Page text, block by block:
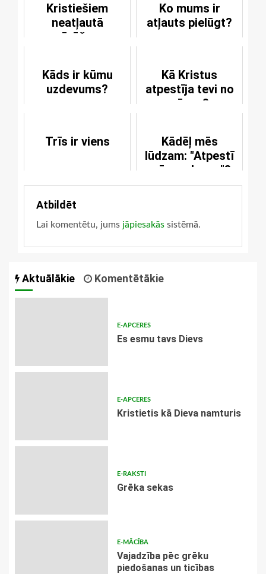
Kristiešiem
neatļautā
zvērēšana
Ko mums ir
atļauts pielūgt?
Kāds ir kūmu
uzdevums?
Kā Kristus
atpestīja tevi no
nāves?
Trīs ir viens
Kādēļ mēs
lūdzam: "Atpestī
mūs no ļauna"?
Atbildēt
Lai komentētu, jums jāpiesakās sistēmā.
Aktuālākie Komentētākie
E-APCERES
Es esmu tavs Dievs
E-APCERES
Kristietis kā Dieva namturis
E-RAKSTI
Grēka sekas
E-MĀCĪBA
Vajadzība pēc grēku
piedošanas un ticības